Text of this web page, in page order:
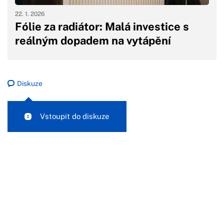
Fólie za radiátor: Malá investice s
reálným dopadem na vytápění
22. 1. 2026
Diskuze
Vstoupit do diskuze